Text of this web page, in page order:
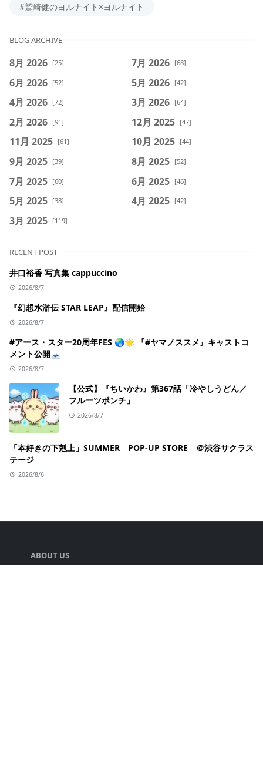
#鷲崎健のヨルナイト×ヨルナイト
BLOG ARCHIVE
8月 2026 [25] 7月 2026 [68]
6月 2026 [52] 5月 2026 [42]
4月 2026 [72] 3月 2026 [64]
2月 2026 [91] 12月 2025 [47]
11月 2025 [61] 10月 2025 [44]
9月 2025 [39] 8月 2025 [52]
7月 2025 [60] 6月 2025 [46]
5月 2025 [38] 4月 2025 [42]
3月 2025 [119]
RECENT POST
井口裕香 写真集 cappuccino
2026/8/7
『幻想水滸伝 STAR LEAP』配信開始
2026/8/7
#アース・スター20周年FES 🌏🌟 『#ヤマノススメ』キャストコ
メント公開🗻
2026/8/7
【公式】『ちいかわ』第367話「冷やしうどん／
フルーツポンチ」
2026/8/7
「本好きの下剋上」SUMMER POP-UP STORE ＠渋谷サクラス
テージ
2026/8/6
ABOUT US